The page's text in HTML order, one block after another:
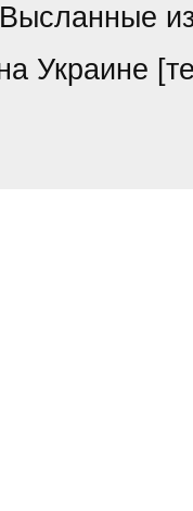
Украине